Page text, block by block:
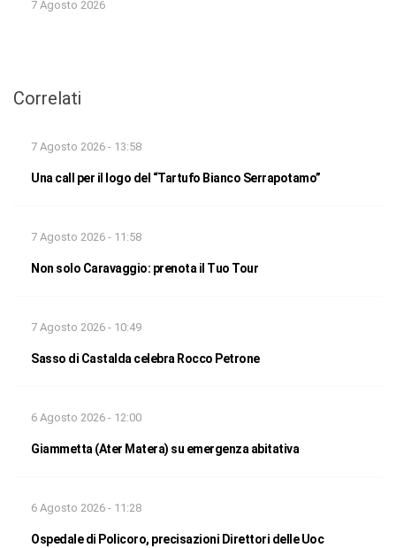
7 Agosto 2026
Correlati
7 Agosto 2026 - 13:58
Una call per il logo del “Tartufo Bianco Serrapotamo”
7 Agosto 2026 - 11:58
Non solo Caravaggio: prenota il Tuo Tour
7 Agosto 2026 - 10:49
Sasso di Castalda celebra Rocco Petrone
6 Agosto 2026 - 12:00
Giammetta (Ater Matera) su emergenza abitativa
6 Agosto 2026 - 11:28
Ospedale di Policoro, precisazioni Direttori delle Uoc